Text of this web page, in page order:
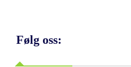
Følg oss: